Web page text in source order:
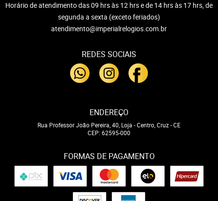
Horário de atendimento das 09 hrs às 12 hrs e de 14 hrs às 17 hrs, de
segunda a sexta (exceto feriados)
atendimento@imperialrelogios.com.br
REDES SOCIAIS
ENDEREÇO
Rua Professor João Pereira, 40, Loja -Centro, Cruz-CE
CEP: 62595-000
FORMAS DE PAGAMENTO